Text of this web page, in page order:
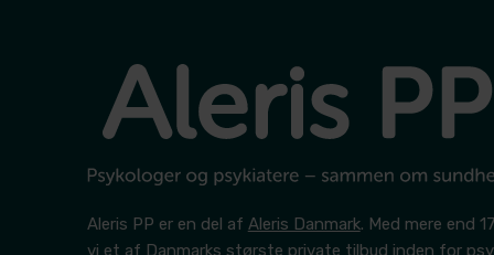
Aleris PP er en del af Aleris Danmark. Med mere end
vi et af Danmarks største private tilbud inden for